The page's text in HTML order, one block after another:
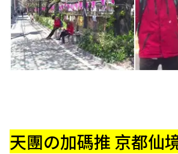
天團の加碼推 京都仙